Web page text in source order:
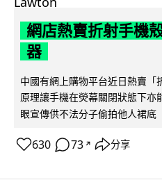
網店熱賣折射手機
器
中國有網上購物平台近日熱賣「
原理讓手機在熒幕關閉狀態下亦
眼宣傳供不法分子偷拍他人裙底
630 73 ↗ 分享